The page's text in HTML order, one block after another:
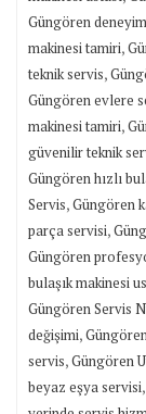
Güngören
makinesi tamiri,
teknik servis,
Güngören evlere
makinesi tamiri,
güvenilir teknik
Güngören hızlı
Servis,Güngören
parça servisi,
Güngören
bulaşık makinesi
Güngören Servis
değişimi,
servis,Güngören
beyaz eşya servisi,